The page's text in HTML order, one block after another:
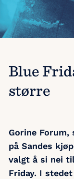
Blue
større
Gorine
på Sandes
valgt å si nei
Friday. I